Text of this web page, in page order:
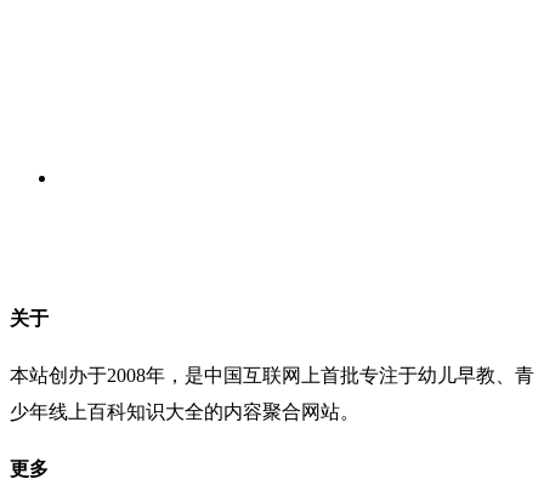
关于
本站创办于2008年，是中国互联网上首批专注于幼儿早教、青
少年线上百科知识大全的内容聚合网站。
更多